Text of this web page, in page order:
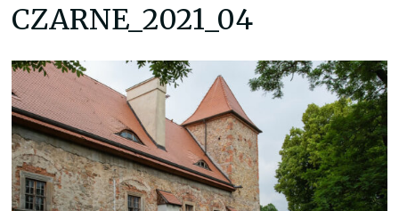
CZARNE_2021_04